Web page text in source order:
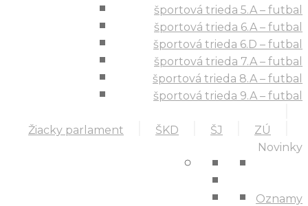
športová trieda 5.A – futbal
športová trieda 6.A – futbal
športová trieda 6.D – futbal
športová trieda 7.A – futbal
športová trieda 8.A – futbal
športová trieda 9.A – futbal
Žiacky parlament ŠKD ŠJ ZÚ
Novinky
Oznamy